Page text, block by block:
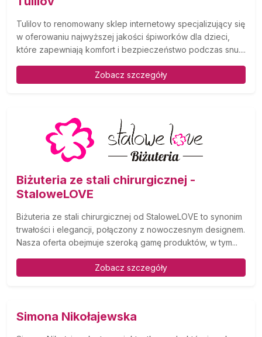
Tulilov to renomowany sklep internetowy specjalizujący się
w oferowaniu najwyższej jakości śpiworków dla dzieci,
które zapewniają komfort i bezpieczeństwo podczas snu....
Zobacz szczegóły
Biżuteria ze stali chirurgicznej -
StaloweLOVE
Biżuteria ze stali chirurgicznej od StaloweLOVE to synonim
trwałości i elegancji, połączony z nowoczesnym designem.
Nasza oferta obejmuje szeroką gamę produktów, w tym...
Zobacz szczegóły
Simona Nikołajewska